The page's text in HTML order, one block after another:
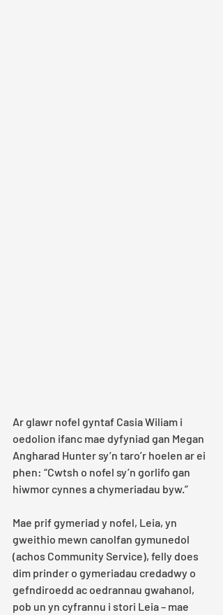
Ar glawr nofel gyntaf Casia Wiliam i
oedolion ifanc mae dyfyniad gan Megan
Angharad Hunter sy’n taro’r hoelen ar ei
phen: “Cwtsh o nofel sy’n gorlifo gan
hiwmor cynnes a chymeriadau byw.”
Mae prif gymeriad y nofel, Leia, yn
gweithio mewn canolfan gymunedol
(achos Community Service), felly does
dim prinder o gymeriadau credadwy o
gefndiroedd ac oedrannau gwahanol,
pob un yn cyfrannu i stori Leia – mae